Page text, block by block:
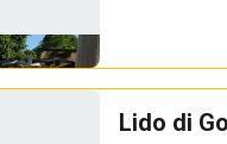
Lido di